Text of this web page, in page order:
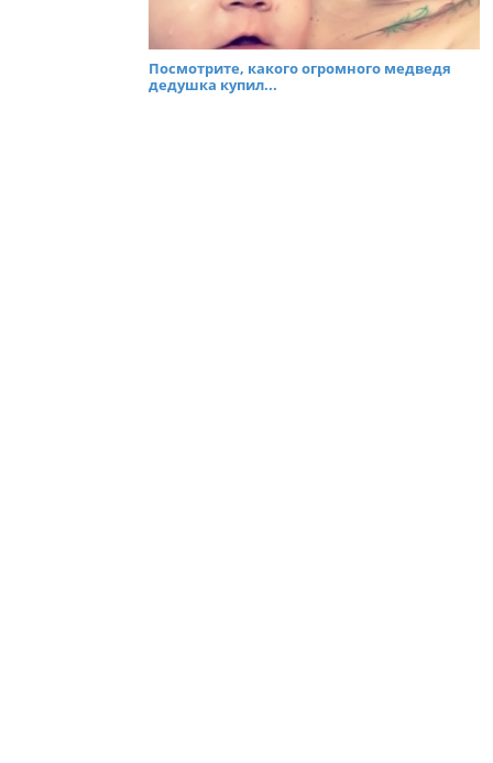
Посмотрите, какого огромного медведя
дедушка купил...